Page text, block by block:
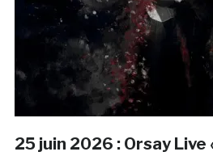
25 juin 2026 : Orsay Live